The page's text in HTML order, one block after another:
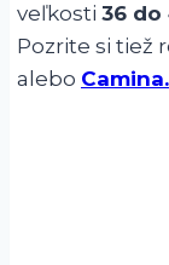
veľkosti 36 do
Pozrite si tiež
alebo Camina.